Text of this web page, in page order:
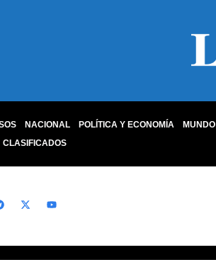
NACIONAL POLÍTICA Y ECONOMÍA MUNDO
CLASIFICADOS